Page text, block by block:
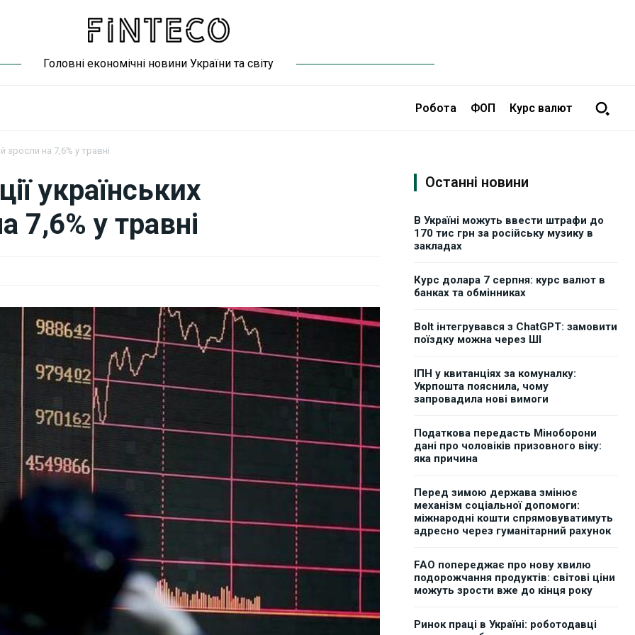
Головні економічні новини України та світу
Робота ФОП Курс валют
зросли на 7,6% у травні
українських
7,6% у травні
Останні новини
В Україні можуть ввести штрафи до
170 тис грн за російську музику в
закладах
Курс долара 7 серпня: курс валют в
банках та обмінниках
Bolt інтегрувався з ChatGPT: замовити
поїздку можна через ШІ
ІПН у квитанціях за комуналку:
Укрпошта пояснила, чому
запровадила нові вимоги
Податкова передасть Міноборони
дані про чоловіків призовного віку:
яка причина
Перед зимою держава змінює
механізм соціальної допомоги:
міжнародні кошти спрямовуватимуть
адресно через гуманітарний рахунок
FAO попереджає про нову хвилю
подорожчання продуктів: світові ціни
можуть зрости вже до кінця року
Ринок праці в Україні: роботодавці